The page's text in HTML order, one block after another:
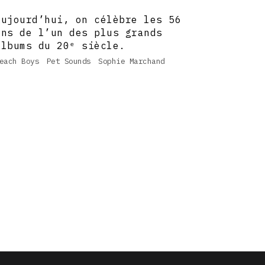
on célèbre les 56
de l’un des plus grands
du 20ᵉ siècle.
Boys Pet Sounds Sophie Marchand